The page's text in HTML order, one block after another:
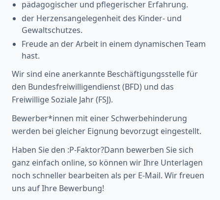
pädagogischer und pflegerischer Erfahrung.
der Herzensangelegenheit des Kinder- und
Gewaltschutzes.
Freude an der Arbeit in einem dynamischen Team
hast.
Wir sind eine anerkannte Beschäftigungsstelle für
den Bundesfreiwilligendienst (BFD) und das
Freiwillige Soziale Jahr (FSJ).
Bewerber*innen mit einer Schwerbehinderung
werden bei gleicher Eignung bevorzugt eingestellt.
Haben Sie den :P-Faktor?Dann bewerben Sie sich
ganz einfach online, so können wir Ihre Unterlagen
noch schneller bearbeiten als per E-Mail. Wir freuen
uns auf Ihre Bewerbung!